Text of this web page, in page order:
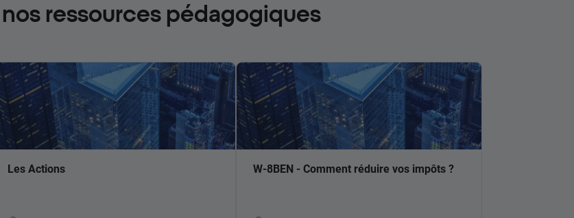
ressources pédagogiques
Les Actions W-8BEN - Comment réduire vos impôts ?